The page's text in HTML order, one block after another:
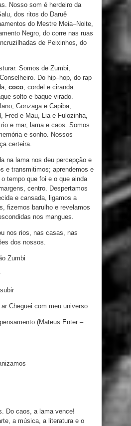
. Nosso som é herdeiro da
, dos ritos do Daruê
do Mestre Meia–Noite,
Negro, do corre nas ruas
de Peixinhos, do
Somos de Zumbi,
Do hip–hop, do rap
, coco, cordel e ciranda.
solto e baque virado.
, Gonzaga e Capiba,
, Fred e Mau, Lia e Fulozinha,
rio e mar, lama e caos. Somos
e sonho. Nossos
certeira.
na lama nos deu percepção e
e transmitimos; aprendemos e
tempo que foi e o que ainda
, centro. Despertamos
e cansada, ligamos a
, fizemos barulho e revelamos
nos mangues.
nos rios, nas casas, nas
dos nossos.
Zumbi
Cheguei com meu universo
(Mateus Enter –
Do caos, a lama vence!
a música, a literatura e o